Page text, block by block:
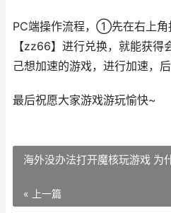
PC端操作流程，①先在右上角
【zz66】进行兑换，就能获
己想加速的游戏，进行加速，
最后祝愿大家游戏游玩愉快~
海外没办法打开魔核玩游戏 为
« 上一篇